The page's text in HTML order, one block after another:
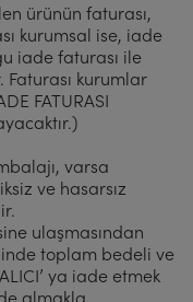
ürünün faturası,
kurumsal ise, iade
iade faturası ile
kurumlar
FATURASI
varsa
ve hasarsız
ulaşmasından
toplam bedeli ve
ya iade etmek
almakla